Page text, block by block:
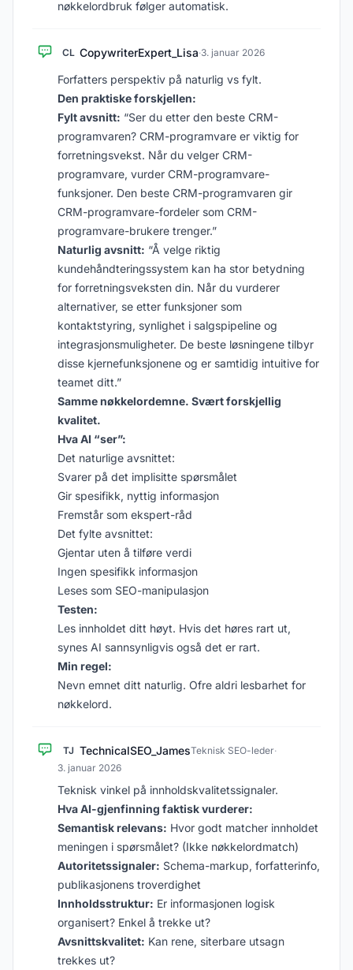
nøkkelordbruk følger automatisk.
CL CopywriterExpert_Lisa·3. januar 2026
Forfatters perspektiv på naturlig vs fylt.
Den praktiske forskjellen:
Fylt avsnitt: “Ser du etter den beste CRM-
programvaren? CRM-programvare er viktig for
forretningsvekst. Når du velger CRM-
programvare, vurder CRM-programvare-
funksjoner. Den beste CRM-programvaren gir
CRM-programvare-fordeler som CRM-
programvare-brukere trenger.”
Naturlig avsnitt: “Å velge riktig
kundehåndteringssystem kan ha stor betydning
for forretningsveksten din. Når du vurderer
alternativer, se etter funksjoner som
kontaktstyring, synlighet i salgspipeline og
integrasjonsmuligheter. De beste løsningene tilbyr
disse kjernefunksjonene og er samtidig intuitive for
teamet ditt.”
Samme nøkkelordemne. Svært forskjellig
kvalitet.
Hva AI “ser”:
Det naturlige avsnittet:
Svarer på det implisitte spørsmålet
Gir spesifikk, nyttig informasjon
Fremstår som ekspert-råd
Det fylte avsnittet:
Gjentar uten å tilføre verdi
Ingen spesifikk informasjon
Leses som SEO-manipulasjon
Testen:
Les innholdet ditt høyt. Hvis det høres rart ut,
synes AI sannsynligvis også det er rart.
Min regel:
Nevn emnet ditt naturlig. Ofre aldri lesbarhet for
nøkkelord.
TJ TechnicalSEO_JamesTeknisk SEO-leder·
3. januar 2026
Teknisk vinkel på innholdskvalitetssignaler.
Hva AI-gjenfinning faktisk vurderer:
Semantisk relevans: Hvor godt matcher innholdet
meningen i spørsmålet? (Ikke nøkkelordmatch)
Autoritetssignaler: Schema-markup, forfatterinfo,
publikasjonens troverdighet
Innholdsstruktur: Er informasjonen logisk
organisert? Enkel å trekke ut?
Avsnittskvalitet: Kan rene, siterbare utsagn
trekkes ut?